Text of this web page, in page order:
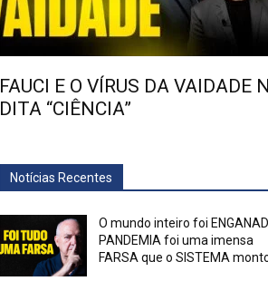
FAUCI E O VÍRUS DA VAIDADE
DITA “CIÊNCIA”
Notícias Recentes
O mundo inteiro foi
PANDEMIA foi uma imensa
FARSA que o SISTEMA